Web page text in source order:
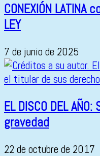
CONEXIÓN LATINA
LEY
7 de junio de 2025
EL DISCO DEL
gravedad
22 de octubre de 2017